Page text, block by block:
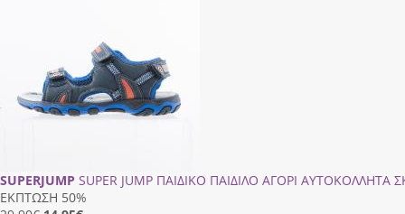
SUPERJUMP SUPER JUMP ΠΑΙΔΙΚΟ ΠΑΙΔΙΛΟ ΑΓΟΡΙ ΑΥΤΟΚΟΛΛΗΤΑ
ΕΚΠΤΩΣΗ 50%